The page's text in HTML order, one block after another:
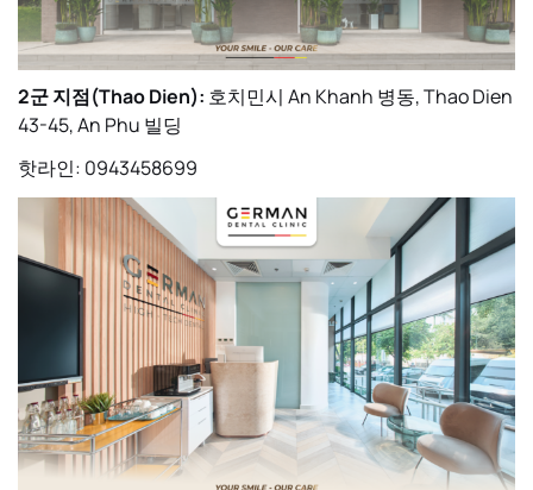
2군 지점(Thao Dien): 호치민시 An Khanh 병동, Thao Dien
43-45, An Phu 빌딩
핫라인: 0943458699